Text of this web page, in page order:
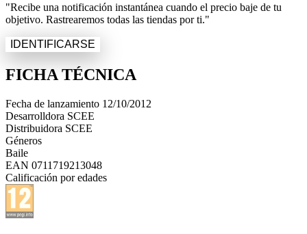
"Recibe una notificación instantánea cuando el precio baje de tu
objetivo. Rastrearemos todas las tiendas por ti."
IDENTIFICARSE
FICHA TÉCNICA
Fecha de lanzamiento 12/10/2012
Desarrolldora SCEE
Distribuidora SCEE
Géneros
Baile
EAN 0711719213048
Calificación por edades